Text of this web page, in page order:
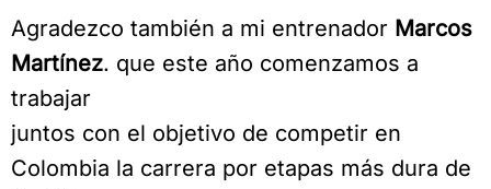
Agradezco también a mi entrenador Marcos
Martínez. que este año comenzamos a
trabajar
juntos con el objetivo de competir en
Colombia la carrera por etapas más dura de